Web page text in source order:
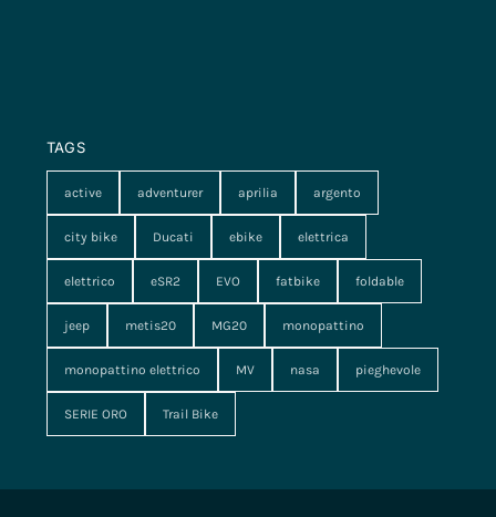
TAGS
active adventurer aprilia argento
city bike Ducati ebike elettrica
elettrico eSR2 EVO fatbike foldable
jeep metis20 MG20 monopattino
monopattino elettrico MV nasa pieghevole
SERIE ORO Trail Bike